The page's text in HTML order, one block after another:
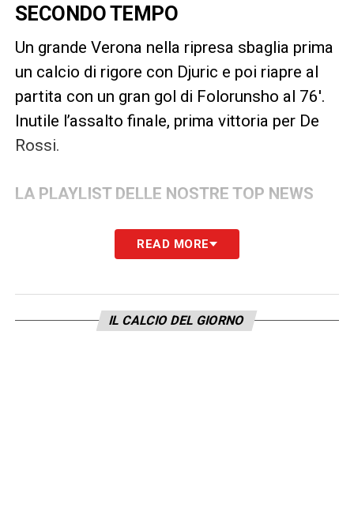
SECONDO TEMPO
Un grande Verona nella ripresa sbaglia prima
un calcio di rigore con Djuric e poi riapre al
partita con un gran gol di Folorunsho al 76′.
Inutile l’assalto finale, prima vittoria per De
Rossi.
LA PLAYLIST DELLE NOSTRE TOP NEWS
READ MORE
IL CALCIO DEL GIORNO